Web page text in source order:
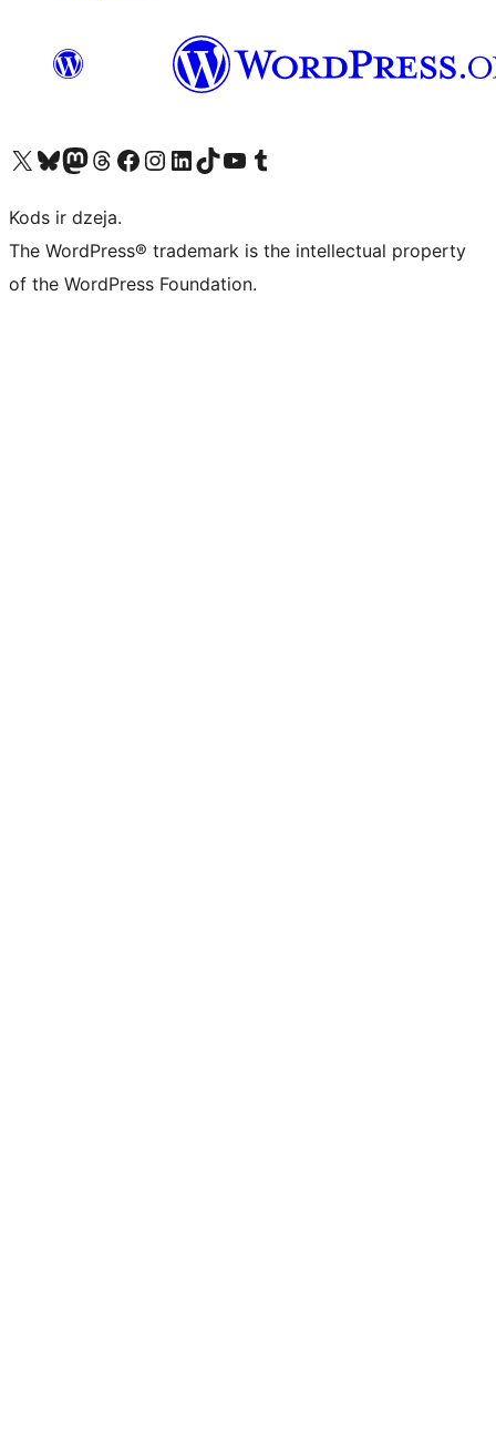
Apmeklējiet mūsu X (agrāk Twitter) kontu
Apmeklējiet mūsu Bluesky kontu
Apmeklējiet mūsu Mastodon kontu
Apmeklējiet mūsu Threads kontu
Apmeklējiet mūsu Facebook lapuApmeklējiet mūsu Instagram kontu
Apmeklējiet mūsu LinkedIn kontu
Apmeklējiet mūsu TikTok kontu
Apmeklējiet mūsu YouTube kanālu
Apmeklējiet mūsu Tumblr kontu
Kods ir dzeja.
The WordPress® trademark is the intellectual property
of the WordPress Foundation.